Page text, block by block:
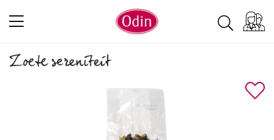
Zoete sereniteit